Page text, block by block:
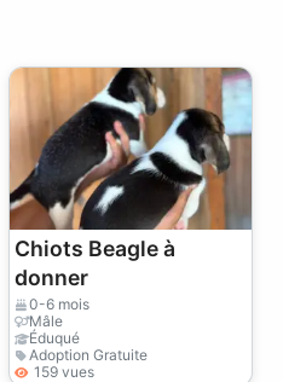
Chiots Beagle à
donner
0-6 mois
Mâle
Éduqué
Adoption Gratuite
159 vues